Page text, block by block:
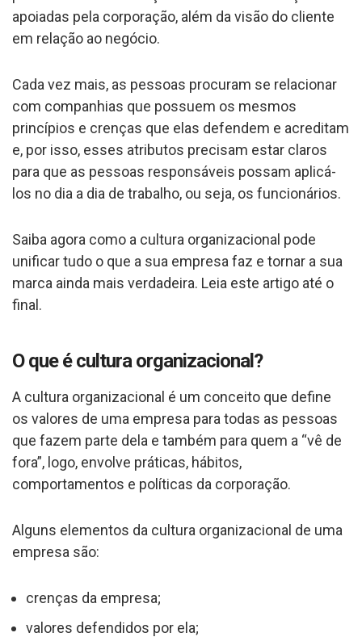
apoiadas pela corporação, além da visão do cliente
em relação ao negócio.
Cada vez mais, as pessoas procuram se relacionar
com companhias que possuem os mesmos
princípios e crenças que elas defendem e acreditam
e, por isso, esses atributos precisam estar claros
para que as pessoas responsáveis possam aplicá-
los no dia a dia de trabalho, ou seja, os funcionários.
Saiba agora como a cultura organizacional pode
unificar tudo o que a sua empresa faz e tornar a sua
marca ainda mais verdadeira. Leia este artigo até o
final.
O que é cultura organizacional?
A cultura organizacional é um conceito que define
os valores de uma empresa para todas as pessoas
que fazem parte dela e também para quem a “vê de
fora”, logo, envolve práticas, hábitos,
comportamentos e políticas da corporação.
Alguns elementos da cultura organizacional de uma
empresa são:
crenças da empresa;
valores defendidos por ela;